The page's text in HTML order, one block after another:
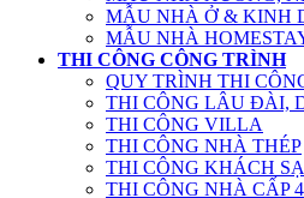
MẪU NHÀ Ở & KINH
MẪU NHÀ
THI CÔNG CÔNG TRÌNH
QUY TRÌNH THI
THI CÔNG LÂU ĐÀI,
THI CÔNG VILLA
THI CÔNG NHÀ THÉP
THI CÔNG KHÁCH
THI CÔNG NHÀ CẤP 4